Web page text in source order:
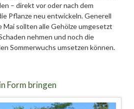
– direkt vor oder nach dem
Pflanze neu entwickeln. Generell
sollten alle Gehölze umgesetzt
nehmen und noch die
Sommerwuchs umsetzen können.
Form bringen